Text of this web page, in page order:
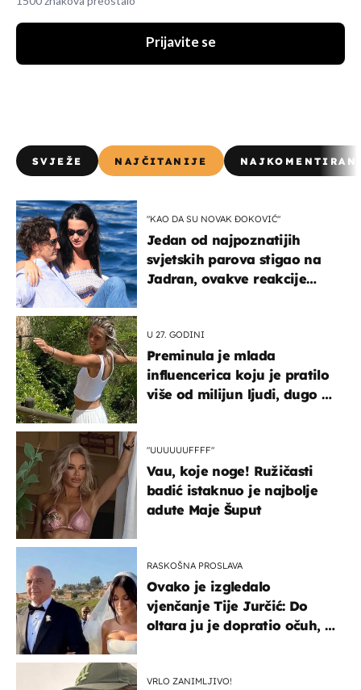
Prijavite se
SVJEŽE NAJČITANIJE
"KAO DA SU NOVAK ĐOKOVIĆ"
Jedan od najpoznatijih
svjetskih parova stigao na
Jadran, ovakve reakcije
U 27. GODINI
Preminula je mlada
influencerica koju je pratilo
više od milijun ljudi, dugo se
"UUUUUUFFFF"
Vau, koje noge! Ružičasti
badić istaknuo je najbolje
adute Maje Šuput
RASKOŠNA PROSLAVA
Ovako je izgledalo
vjenčanje Tije Jurčić: Do
oltara ju je dopratio očuh, a
VRLO ZANIMLJIVO!